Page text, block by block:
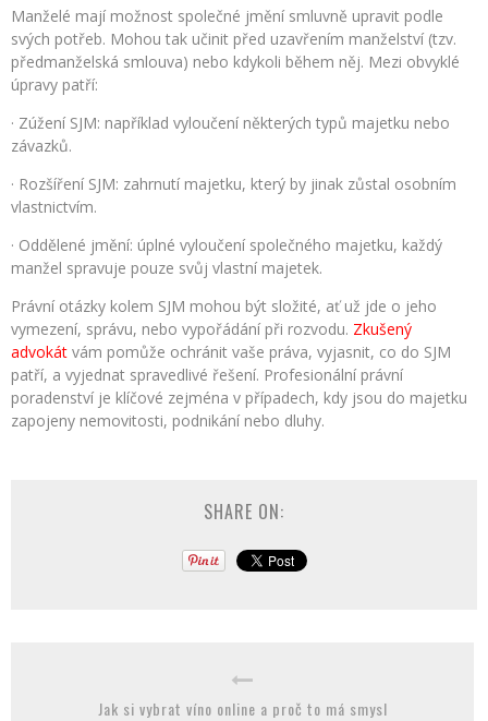
Manželé mají možnost společné jmění smluvně upravit podle
svých potřeb. Mohou tak učinit před uzavřením manželství (tzv.
předmanželská smlouva) nebo kdykoli během něj. Mezi obvyklé
úpravy patří:
· Zúžení SJM: například vyloučení některých typů majetku nebo
závazků.
· Rozšíření SJM: zahrnutí majetku, který by jinak zůstal osobním
vlastnictvím.
· Oddělené jmění: úplné vyloučení společného majetku, každý
manžel spravuje pouze svůj vlastní majetek.
Právní otázky kolem SJM mohou být složité, ať už jde o jeho
vymezení, správu, nebo vypořádání při rozvodu. Zkušený
advokát vám pomůže ochránit vaše práva, vyjasnit, co do SJM
patří, a vyjednat spravedlivé řešení. Profesionální právní
poradenství je klíčové zejména v případech, kdy jsou do majetku
zapojeny nemovitosti, podnikání nebo dluhy.
SHARE ON:
Jak si vybrat víno online a proč to má smysl